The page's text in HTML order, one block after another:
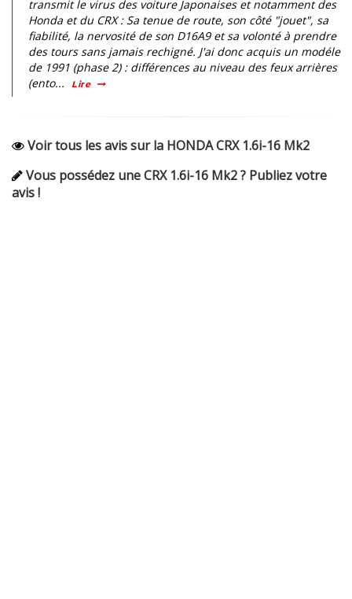
transmit le virus des voiture Japonaises et notamment des
Honda et du CRX : Sa tenue de route, son côté "jouet", sa
fiabilité, la nervosité de son D16A9 et sa volonté à prendre
des tours sans jamais rechigné. J'ai donc acquis un modéle
de 1991 (phase 2) : différences au niveau des feux arrières
(ento...
Lire
Voir tous les avis sur la HONDA CRX 1.6i-16 Mk2
Vous possédez une CRX 1.6i-16 Mk2 ? Publiez votre
avis !